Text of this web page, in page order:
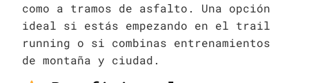
como a tramos de asfalto. Una opción
ideal si estás empezando en el trail
running o si combinas entrenamientos
de montaña y ciudad.